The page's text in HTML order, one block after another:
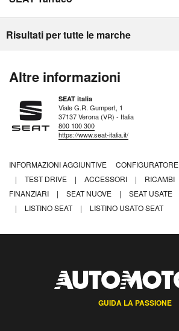
Risultati per tutte le marche
Altre informazioni
SEAT italia
Viale G.R. Gumpert, 1
37137 Verona (VR) - Italia
800 100 300
https://www.seat-italia.it/
INFORMAZIONI AGGIUNTIVE CONFIGURATORE
|
TEST DRIVE | ACCESSORI | RICAMBI
FINANZIARI
| SEAT NUOVE | SEAT USATE
|
LISTINO SEAT | LISTINO USATO SEAT
GUIDA LA PASSIONE